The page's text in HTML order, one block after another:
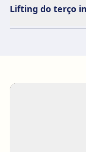
Lifting do terço